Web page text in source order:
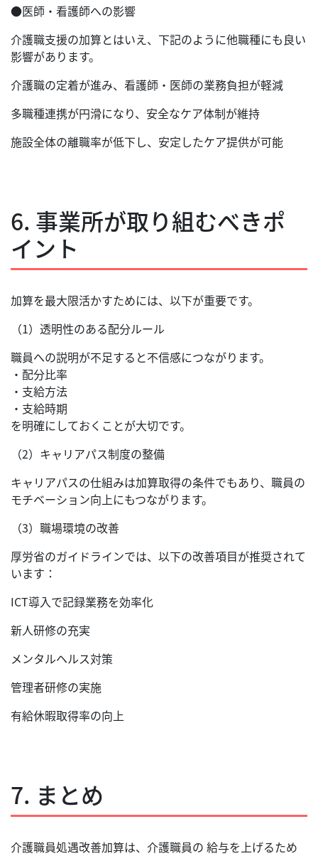
●医師・看護師への影響
介護職支援の加算とはいえ、下記のように他職種にも良い
影響があります。
介護職の定着が進み、看護師・医師の業務負担が軽減
多職種連携が円滑になり、安全なケア体制が維持
施設全体の離職率が低下し、安定したケア提供が可能
6. 事業所が取り組むべきポ
イント
加算を最大限活かすためには、以下が重要です。
（1）透明性のある配分ルール
職員への説明が不足すると不信感につながります。
・配分比率
・支給方法
・支給時期
を明確にしておくことが大切です。
（2）キャリアパス制度の整備
キャリアパスの仕組みは加算取得の条件でもあり、職員の
モチベーション向上にもつながります。
（3）職場環境の改善
厚労省のガイドラインでは、以下の改善項目が推奨されて
います：
ICT導入で記録業務を効率化
新人研修の充実
メンタルヘルス対策
管理者研修の実施
有給休暇取得率の向上
7. まとめ
介護職員処遇改善加算は、介護職員の 給与を上げるため